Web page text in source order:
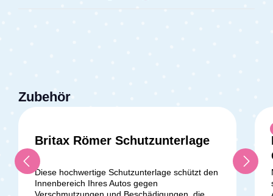
Zubehör
Durchschnittliche Bewertung
Britax Römer Schutzunterlage
Diese hochwertige Schutzunterlage schützt den
Innenbereich Ihres Autos gegen
Verschmutzungen und Beschädigungen, die